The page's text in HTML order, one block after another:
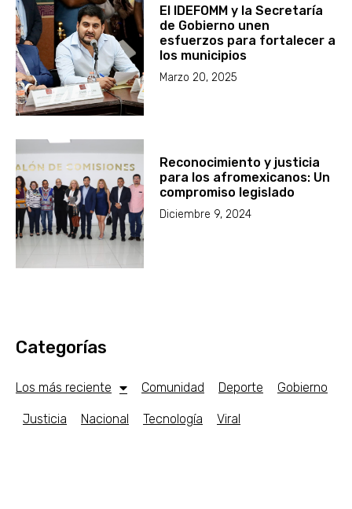
El IDEFOMM y la Secretaría
de Gobierno unen
esfuerzos para fortalecer a
los municipios
Marzo 20, 2025
Reconocimiento y justicia
para los afromexicanos: Un
compromiso legislado
Diciembre 9, 2024
Categorías
Los más reciente Comunidad Deporte Gobierno
Justicia Nacional Tecnología Viral